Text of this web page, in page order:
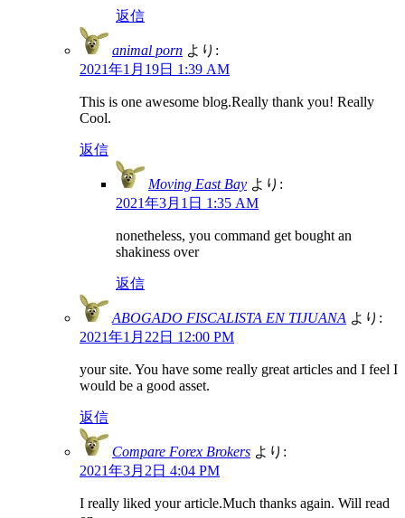
返信
animal porn より:
2021年1月19日 1:39 AM
This is one awesome blog.Really thank you! Really
Cool.
返信
Moving East Bay より:
2021年3月1日 1:35 AM
nonetheless, you command get bought an
shakiness over
返信
ABOGADO FISCALISTA EN TIJUANA より:
2021年1月22日 12:00 PM
your site. You have some really great articles and I feel I
would be a good asset.
返信
Compare Forex Brokers より:
2021年3月2日 4:04 PM
I really liked your article.Much thanks again. Will read